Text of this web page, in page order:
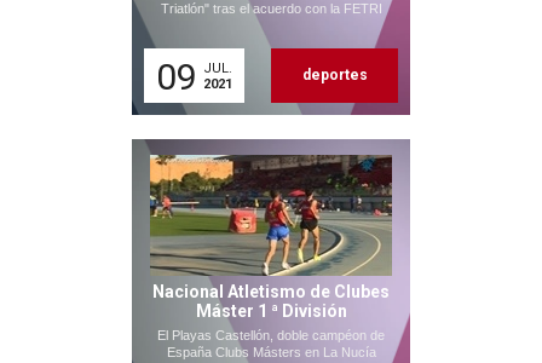
Triatlón" tras el acuerdo con la FETRI
09
JUL.
2021
deportes
Nacional Atletismo de Clubes
Máster 1 ª División
El Playas Castellón, doble campéon de
España Clubs Másters en La Nucía